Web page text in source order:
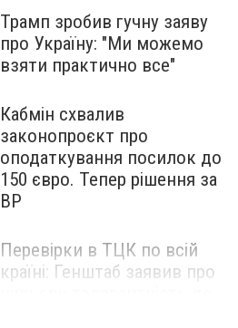
Трамп зробив гучну заяву
про Україну: "Ми можемо
взяти практично все"
Кабмін схвалив
законопроєкт про
оподаткування посилок до
150 євро. Тепер рішення за
ВР
Перевірки в ТЦК по всій
країні: Генштаб заявив про